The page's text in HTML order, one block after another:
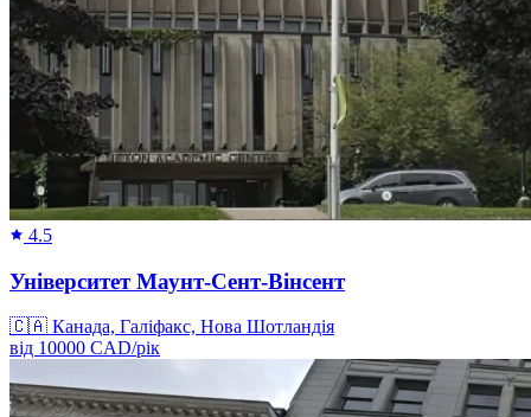
4.5
Університет Маунт-Сент-Вінсент
🇨🇦 Канада, Галіфакс, Нова Шотландія
від 10000 CAD/рік